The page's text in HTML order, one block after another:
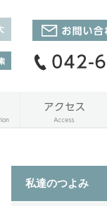
私達のつよみ